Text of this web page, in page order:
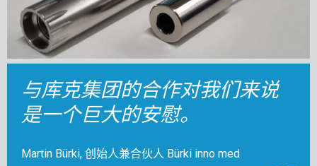
与库克集团的合作对我们来说
是一个巨大的安慰。
Martin Bürki, 创始人兼合伙人 Bürki inno med